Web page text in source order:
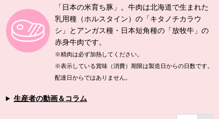
「日本の米育ち豚」。牛肉は北海道で生まれた
乳用種（ホルスタイン）の「キタノチカラウ
シ」とアンガス種・日本短角種の「放牧牛」の
赤身牛肉です。
※精肉は必ず加熱してください。
※表示している賞味（消費）期限は製造日からの日数です。
配達日からではありません。
生産者の動画＆コラム